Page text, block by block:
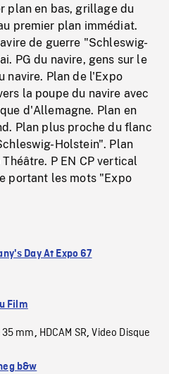
plan en bas, grillage du
premier plan immédiat.
de guerre "Schleswig-
PG du navire, gens sur le
navire. Plan de l'Expo
la poupe du navire avec
d'Allemagne. Plan en
Plan plus proche du flanc
Holstein". Plan
P EN CP vertical
portant les mots "Expo
Day At Expo 67
Film
mm, HDCAM SR,Video Disque
b&w